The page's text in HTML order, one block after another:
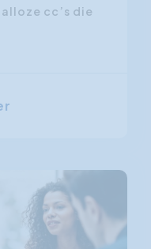
cc’s die